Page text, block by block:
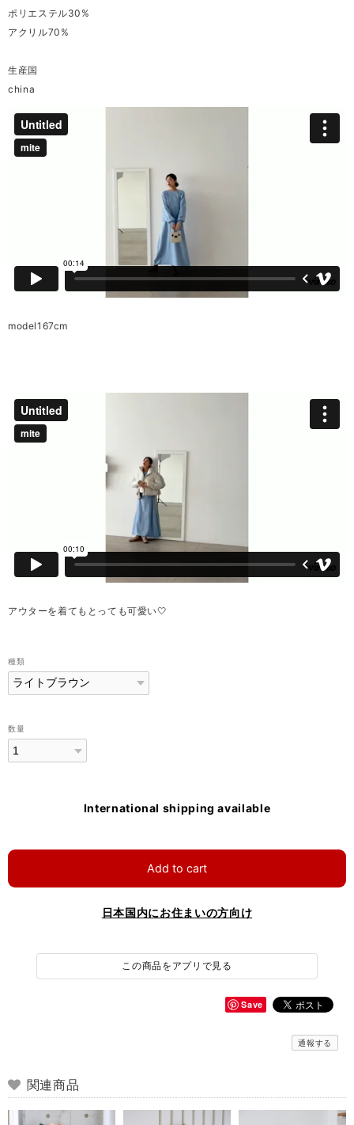
ポリエステル30%
アクリル70%
生産国
china
model167cm
アウターを着てもとっても可愛い🤍
種類
数量
International shipping available
Add to cart
日本国内にお住まいの方向け
この商品をアプリで見る
Save
通報する
関連商品